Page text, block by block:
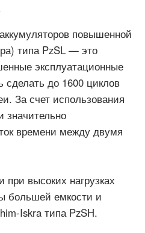
повышенной
типа PzSL — это
эксплуатационные
сделать до 1600 циклов
За счет использования
значительно
времени между двумя
высоких нагрузках
большей емкости и
Iskra типа PzSH.